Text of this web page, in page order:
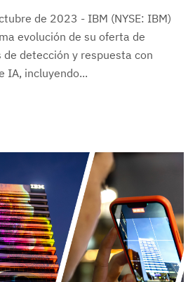
de 2023 - IBM (NYSE: IBM)
evolución de su oferta de
detección y respuesta con
IA, incluyendo...